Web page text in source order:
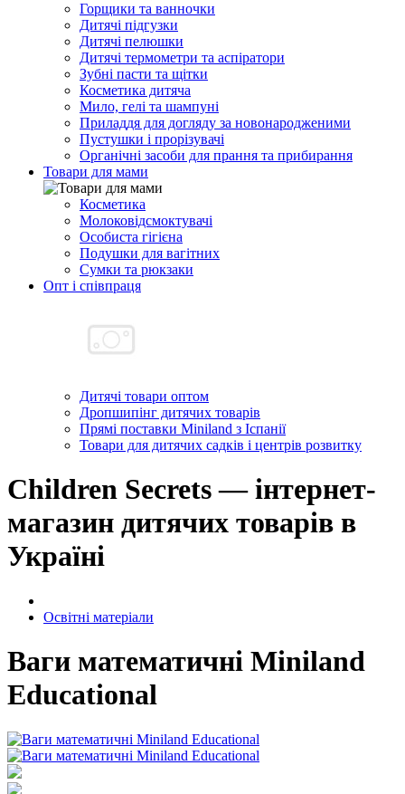
Горщики та ванночки
Дитячі підгузки
Дитячі пелюшки
Дитячі термометри та аспіратори
Зубні пасти та щітки
Косметика дитяча
Мило, гелі та шампуні
Приладдя для догляду за новонародженими
Пустушки і прорізувачі
Органічні засоби для прання та прибирання
Товари для мами
Косметика
Молоковідсмоктувачі
Особиста гігієна
Подушки для вагітних
Сумки та рюкзаки
Опт і співпраця
Дитячі товари оптом
Дропшипінг дитячих товарів
Прямі поставки Miniland з Іспанії
Товари для дитячих садків і центрів розвитку
Children Secrets — інтернет-
магазин дитячих товарів в
Україні
Освітні матеріали
Ваги математичні Miniland
Educational